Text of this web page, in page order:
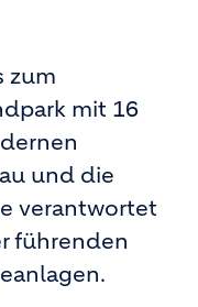
zum
mit 16
und die
verantwortet
führenden